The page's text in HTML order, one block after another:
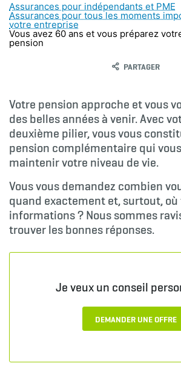
Assurances pour indépendants et PME
Assurances pour tous les moments
votre entreprise
Vous avez 60 ans et vous préparez
pension
PARTAGER
Votre pension approche et vous
des belles années à venir. Avec
deuxième pilier, vous vous
pension complémentaire qui
maintenir votre niveau de vie.
Vous vous demandez combien
quand exactement et, surtout,
informations ? Nous sommes
trouver les bonnes réponses.
Je veux un conseil
DEMANDER UNE OFFRE